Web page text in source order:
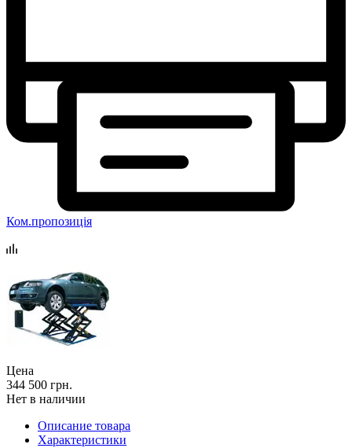
Ком.пропозиція
Цена
344 500 грн.
Нет в наличии
Описание товара
Характеристики